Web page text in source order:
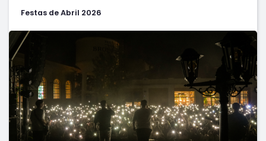
Festas de Abril 2026